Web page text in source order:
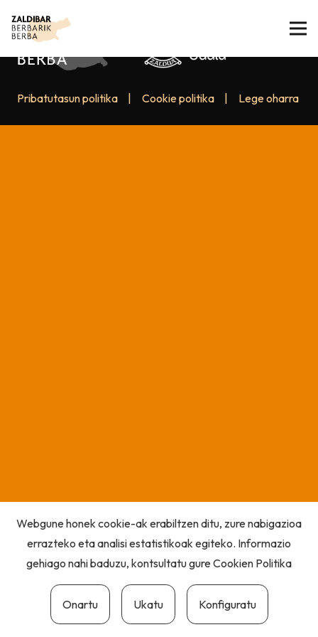
Pribatutasun politika Cookie politika Lege oharra
Webgune honek cookie-ak erabiltzen ditu, zure nabigazioa
errazteko eta analisi estatistikoak egiteko. Informazio
gehiago nahi baduzu, kontsultatu gureCookien Politika
Onartu Ukatu Konfiguratu